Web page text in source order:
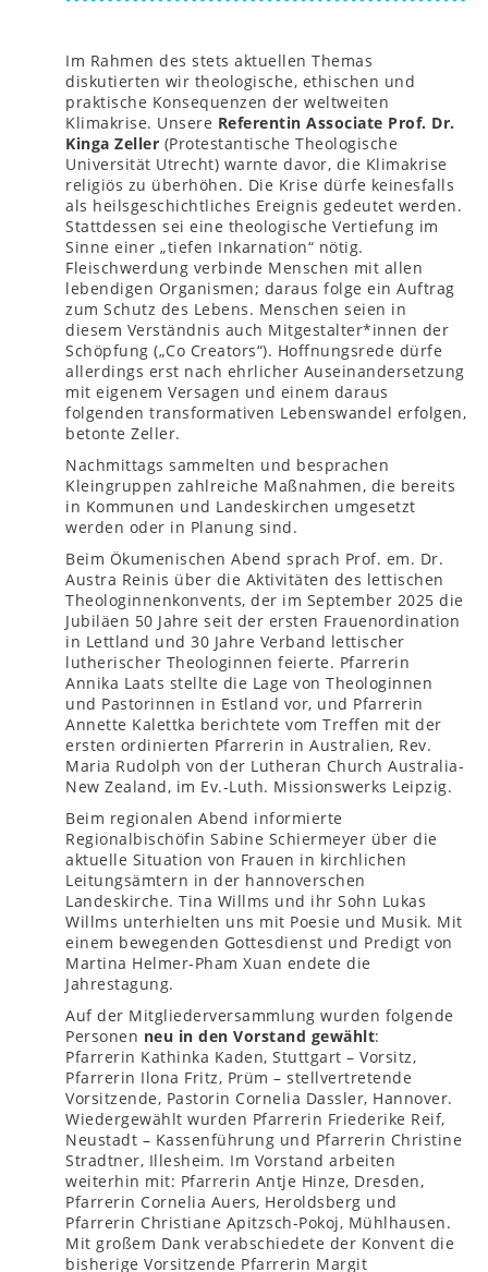
Im Rahmen des stets aktuellen Themas
diskutierten wir theologische, ethischen und
praktische Konsequenzen der weltweiten
Klimakrise. Unsere Referentin Associate Prof. Dr.
Kinga Zeller (Protestantische Theologische
Universität Utrecht) warnte davor, die Klimakrise
religiös zu überhöhen. Die Krise dürfe keinesfalls
als heilsgeschichtliches Ereignis gedeutet werden.
Stattdessen sei eine theologische Vertiefung im
Sinne einer „tiefen Inkarnation“ nötig.
Fleischwerdung verbinde Menschen mit allen
lebendigen Organismen; daraus folge ein Auftrag
zum Schutz des Lebens. Menschen seien in
diesem Verständnis auch Mitgestalter*innen der
Schöpfung („Co Creators“). Hoffnungsrede dürfe
allerdings erst nach ehrlicher Auseinandersetzung
mit eigenem Versagen und einem daraus
folgenden transformativen Lebenswandel erfolgen,
betonte Zeller.
Nachmittags sammelten und besprachen
Kleingruppen zahlreiche Maßnahmen, die bereits
in Kommunen und Landeskirchen umgesetzt
werden oder in Planung sind.
Beim Ökumenischen Abend sprach Prof. em. Dr.
Austra Reinis über die Aktivitäten des lettischen
Theologinnenkonvents, der im September 2025 die
Jubiläen 50 Jahre seit der ersten Frauenordination
in Lettland und 30 Jahre Verband lettischer
lutherischer Theologinnen feierte. Pfarrerin
Annika Laats stellte die Lage von Theologinnen
und Pastorinnen in Estland vor, und Pfarrerin
Annette Kalettka berichtete vom Treffen mit der
ersten ordinierten Pfarrerin in Australien, Rev.
Maria Rudolph von der Lutheran Church Australia-
New Zealand, im Ev.-Luth. Missionswerks Leipzig.
Beim regionalen Abend informierte
Regionalbischöfin Sabine Schiermeyer über die
aktuelle Situation von Frauen in kirchlichen
Leitungsämtern in der hannoverschen
Landeskirche. Tina Willms und ihr Sohn Lukas
Willms unterhielten uns mit Poesie und Musik. Mit
einem bewegenden Gottesdienst und Predigt von
Martina Helmer-Pham Xuan endete die
Jahrestagung.
Auf der Mitgliederversammlung wurden folgende
Personen neu in den Vorstand gewählt:
Pfarrerin Kathinka Kaden, Stuttgart – Vorsitz,
Pfarrerin Ilona Fritz, Prüm – stellvertretende
Vorsitzende, Pastorin Cornelia Dassler, Hannover.
Wiedergewählt wurden Pfarrerin Friederike Reif,
Neustadt – Kassenführung und Pfarrerin Christine
Stradtner, Illesheim. Im Vorstand arbeiten
weiterhin mit: Pfarrerin Antje Hinze, Dresden,
Pfarrerin Cornelia Auers, Heroldsberg und
Pfarrerin Christiane Apitzsch-Pokoj, Mühlhausen.
Mit großem Dank verabschiedete der Konvent die
bisherige Vorsitzende Pfarrerin Margit